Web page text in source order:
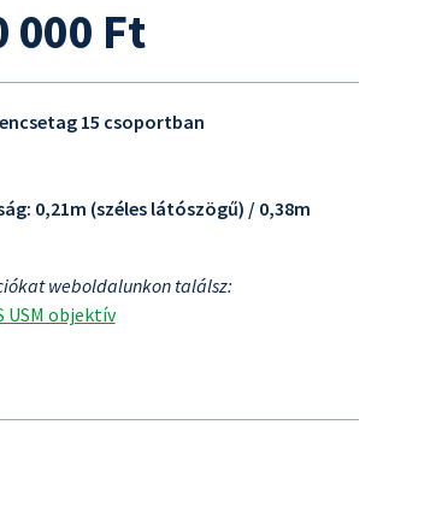
000 Ft
15 csoportban
0,21m (széles látószögű) / 0,38m
weboldalunkon találsz:
USM objektív